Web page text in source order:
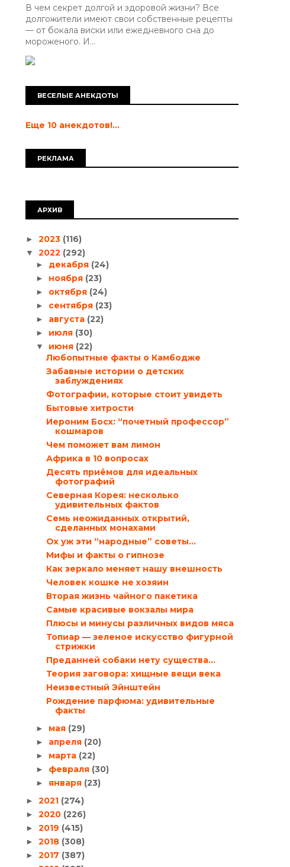
В чем секрет долгой и здоровой жизни? Все
долгожители имеют свои собственные рецепты
— от бокала виски или ежедневного сна до
мороженого. И...
ВЕСЕЛЫЕ АНЕКДОТЫ
Еще 10 анекдотов!...
РЕКЛАМА
АРХИВ
► 2023 (116)
▼ 2022 (292)
► декабря (24)
► ноября (23)
► октября (24)
► сентября (23)
► августа (22)
► июля (30)
▼ июня (22)
Любопытные факты о Камбодже
Забавные истории о детских
заблуждениях
Фотографии, которые стоит увидеть
Бытовые хитрости
Иероним Босх: “почетный профессор”
кошмаров
Чем поможет вам лимон
Африка в 10 вопросах
Десять приёмов для идеальных
фотографий
Северная Корея: несколько
удивительных фактов
Семь неожиданных открытий,
сделанных монахами
Ох уж эти “народные” советы…
Мифы и факты о гипнозе
Как зеркало меняет нашу внешность
Человек кошке не хозяин
Вторая жизнь чайного пакетика
Самые красивые вокзалы мира
Плюсы и минусы различных видов мяса
Топиар — зеленое искусство фигурной
стрижки
Преданней собаки нету существа…
Теория заговора: хищные вещи века
Неизвестный Эйнштейн
Рождение парфюма: удивительные
факты
► мая (29)
► апреля (20)
► марта (22)
► февраля (30)
► января (23)
► 2021 (274)
► 2020 (226)
► 2019 (415)
► 2018 (308)
► 2017 (387)